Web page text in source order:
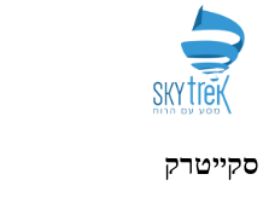
סקייטרק